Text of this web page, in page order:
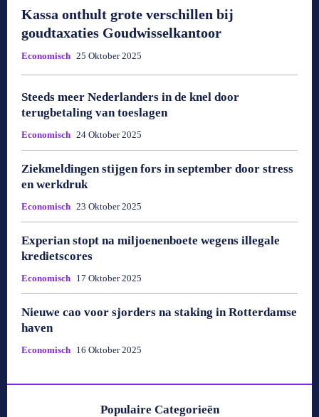
Kassa onthult grote verschillen bij
goudtaxaties Goudwisselkantoor
Economisch 25 Oktober 2025
Steeds meer Nederlanders in de knel door
terugbetaling van toeslagen
Economisch 24 Oktober 2025
Ziekmeldingen stijgen fors in september door stress
en werkdruk
Economisch 23 Oktober 2025
Experian stopt na miljoenenboete wegens illegale
kredietscores
Economisch 17 Oktober 2025
Nieuwe cao voor sjorders na staking in Rotterdamse
haven
Economisch 16 Oktober 2025
Populaire Categorieën